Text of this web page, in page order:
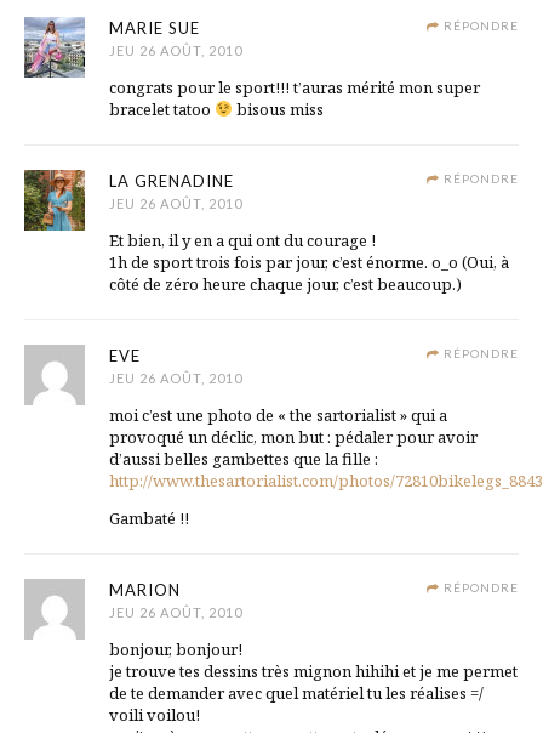
RÉPONDRE
MARIE SUE
JEU 26 AOÛT, 2010
congrats pour le sport!!! t’auras mérité mon super
bracelet tatoo
bisous miss
RÉPONDRE
LA GRENADINE
JEU 26 AOÛT, 2010
Et bien, il y en a qui ont du courage !
1h de sport trois fois par jour, c’est énorme. o_o (Oui, à
côté de zéro heure chaque jour, c’est beaucoup.)
RÉPONDRE
EVE
JEU 26 AOÛT, 2010
moi c’est une photo de « the sartorialist » qui a
provoqué un déclic, mon but : pédaler pour avoir
d’aussi belles gambettes que la fille :
http://www.thesartorialist.com/photos/
Gambaté !!
RÉPONDRE
MARION
JEU 26 AOÛT, 2010
bonjour, bonjour!
je trouve tes dessins très mignon hihihi et je me permet
de te demander avec quel matériel tu les réalises =/
voili voilou!